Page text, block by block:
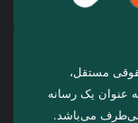
مستقل،
عنوان یک رسانه
بی‌طرف می‌باشد.